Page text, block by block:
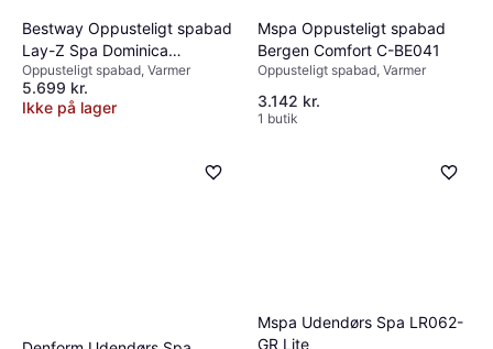
Bestway Oppusteligt spabad
Lay-Z Spa Dominica
HydroJet 196m x 71cm
Oppusteligt spabad, Varmer
5.699 kr.
Ikke på lager
Mspa Oppusteligt spabad
Bergen Comfort C-BE041
Oppusteligt spabad, Varmer
3.142 kr.
1 butik
Mspa Udendørs Spa LR062-
GR Lite